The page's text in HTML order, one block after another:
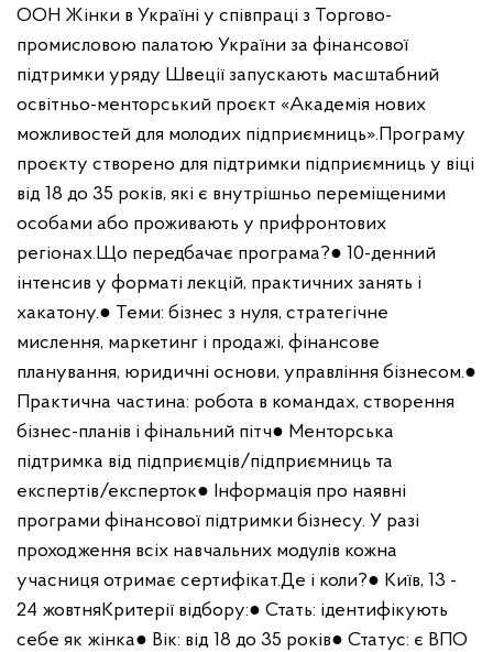
ООН Жінки в Україні у співпраці з Торгово-
промисловою палатою України за фінансової
підтримки уряду Швеції запускають масштабний
освітньо-менторський проєкт «Академія нових
можливостей для молодих підприємниць».Програму
проєкту створено для підтримки підприємниць у віці
від 18 до 35 років, які є внутрішньо переміщеними
особами або проживають у прифронтових
регіонах.Що передбачає програма?● 10-денний
інтенсив у форматі лекцій, практичних занять і
хакатону.● Теми: бізнес з нуля, стратегічне
мислення, маркетинг і продажі, фінансове
планування, юридичні основи, управління бізнесом.●
Практична частина: робота в командах, створення
бізнес-планів і фінальний пітч● Менторська
підтримка від підприємців/підприємниць та
експертів/експерток● Інформація про наявні
програми фінансової підтримки бізнесу. У разі
проходження всіх навчальних модулів кожна
учасниця отримає сертифікат.Де і коли?● Київ, 13 -
24 жовтняКритерії відбору:● Стать: ідентифікують
себе як жінка● Вік: від 18 до 35 років● Статус: є ВПО